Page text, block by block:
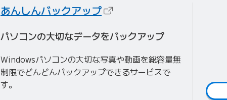
あんしんバックアップ（新しいタブで開きます）
パソコンの大切なデータをバックアップ
Windowsパソコンの大切な写真や動画を総容量無
制限でどんどんバックアップできるサービスで
す。